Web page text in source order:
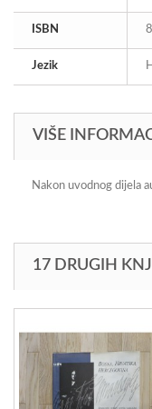
ISBN
Jezik
VIŠE
Nakon uvodnog dijela
17 DRUGIH